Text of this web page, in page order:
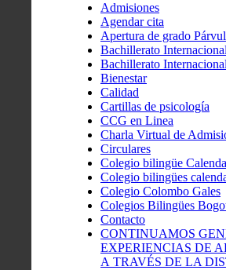
Admisiones
Agendar cita
Apertura de grado
Bachillerato Internacional
Bachillerato Internacional
Bienestar
Calidad
Cartillas de psicología
CCG en Linea
Charla Virtual de
Circulares
Colegio bilingüe
Colegio bilingües
Colegio Colombo Gales
Colegios Bilingües
Contacto
CONTINUAMOS
EXPERIENCIAS DE
A TRAVÉS DE LA